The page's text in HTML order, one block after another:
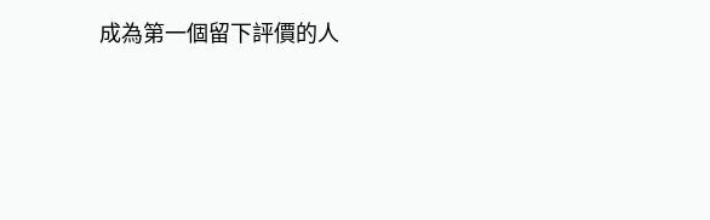
成為第一個留下評價的人